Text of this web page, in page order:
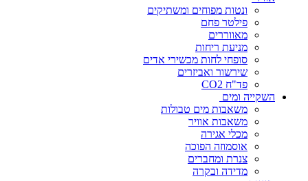
ונטות מפוחים ומשתיקים
פילטר פחם
מאווררים
מניעת ריחות
סופחי לחות מכשירי אדים
שירשור ואביזרים
פד"ח CO2
השקייה ומים
משאבות מים טבולות
משאבות אוויר
מכלי אגירה
אוסמוזה הפוכה
צנרת ומחברים
מדידה ובקרה